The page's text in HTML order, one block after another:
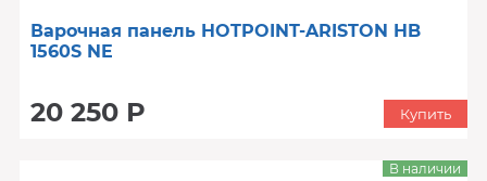
Варочная панель HOTPOINT-ARISTON HB
1560S NE
20 250 Р Купить
В наличии